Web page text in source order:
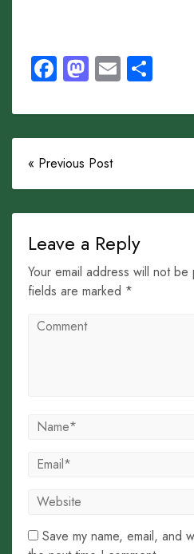
Facebook
Mastodon
Email
« Previous Post
Leave a Reply
Your email address will not
fields are marked *
Save my name, email, and